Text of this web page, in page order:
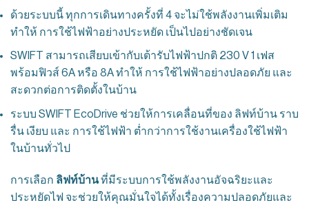
ด้วยระบบนี้ ทุกการเดินทางครั้งที่ 4 จะไม่ใช้พลังงานเพิ่มเติม
ทำให้ การใช้ไฟฟ้าอย่างประหยัด เป็นไปอย่างชัดเจน
SWIFT สามารถเสียบเข้ากับเต้ารับไฟฟ้าปกติ 230 V 1 เฟส
พร้อมฟิวส์ 6A หรือ 8A ทำให้ การใช้ไฟฟ้าอย่างปลอดภัย และ
สะดวกต่อการติดตั้งในบ้าน
ระบบ SWIFT EcoDrive ช่วยให้การเคลื่อนที่ของ ลิฟท์บ้าน ราบ
รื่น เงียบ และ การใช้ไฟฟ้า ต่ำกว่าการใช้งานเครื่องใช้ไฟฟ้า
ในบ้านทั่วไป
การเลือก ลิฟท์บ้านที่มีระบบการใช้พลังงานอัจฉริยะและ
ประหยัดไฟ จะช่วยให้คุณมั่นใจได้ทั้งเรื่องความปลอดภัยและ